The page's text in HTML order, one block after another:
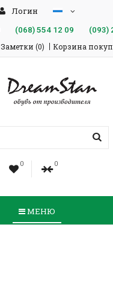
Логин
(068)554 12 09 (093)
Заметки (0) Корзина
0 0
МЕНЮ